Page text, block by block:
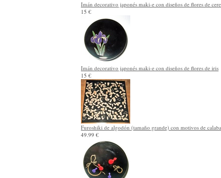
Imán decorativo japonés maki-e con diseños de flores de
15 €
Imán decorativo japonés maki-e con diseños de flores de iris
15 €
Furoshiki de algodón (tamaño grande) con motivos de
49.99 €